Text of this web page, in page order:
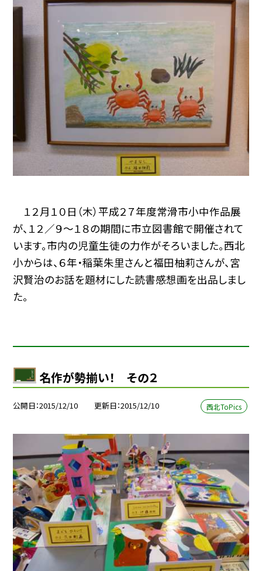
１２月１０日（木）平成２７年度常滑市小中作品展
が、１２／９〜１８の期間に市立図書館で開催されて
います。市内の児童生徒の力作がそろいました。西北
小からは、６年・稲葉朱里さんと福田柚莉さんが、宮
沢賢治のお話を題材にした読書感想画を出品しまし
た。
名作が勢揃い！ その２
公開日 2015/12/10 更新日 2015/12/10 西北ToPics